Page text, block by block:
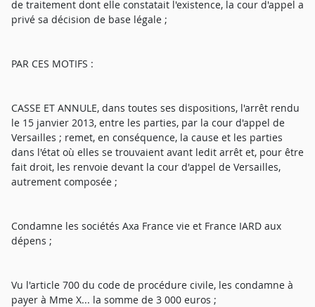
de traitement dont elle constatait l'existence, la cour d'appel a
privé sa décision de base légale ;
PAR CES MOTIFS :
CASSE ET ANNULE, dans toutes ses dispositions, l'arrêt rendu
le 15 janvier 2013, entre les parties, par la cour d'appel de
Versailles ; remet, en conséquence, la cause et les parties
dans l'état où elles se trouvaient avant ledit arrêt et, pour être
fait droit, les renvoie devant la cour d'appel de Versailles,
autrement composée ;
Condamne les sociétés Axa France vie et France IARD aux
dépens ;
Vu l'article 700 du code de procédure civile, les condamne à
payer à Mme X... la somme de 3 000 euros ;